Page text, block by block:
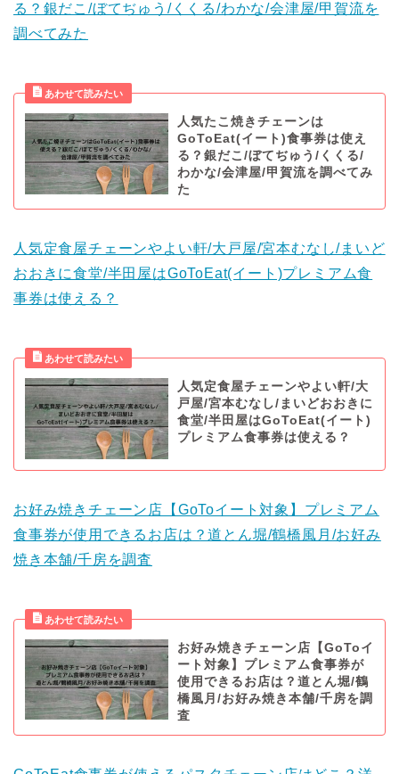
る？銀だこ/ぼてぢゅう/くくる/わかな/会津屋/甲賀流を
調べてみた
人気たこ焼きチェーンは
GoToEat(イート)食事券は使え
る？銀だこ/ぼてぢゅう/くくる/
わかな/会津屋/甲賀流を調べてみ
た
人気定食屋チェーンやよい軒/大戸屋/宮本むなし/まいど
おおきに食堂/半田屋はGoToEat(イート)プレミアム食
事券は使える？
人気定食屋チェーンやよい軒/大
戸屋/宮本むなし/まいどおおきに
食堂/半田屋はGoToEat(イート)
プレミアム食事券は使える？
お好み焼きチェーン店【GoToイート対象】プレミアム
食事券が使用できるお店は？道とん堀/鶴橋風月/お好み
焼き本舗/千房を調査
お好み焼きチェーン店【GoToイ
ート対象】プレミアム食事券が
使用できるお店は？道とん堀/鶴
橋風月/お好み焼き本舗/千房を調
査